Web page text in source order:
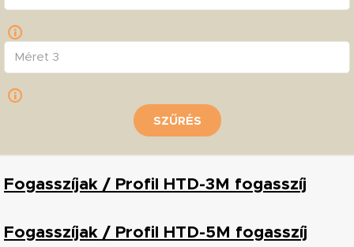
SZŰRÉS
Fogasszíjak / Profil HTD-3M fogasszíj
Fogasszíjak / Profil HTD-5M fogasszíj